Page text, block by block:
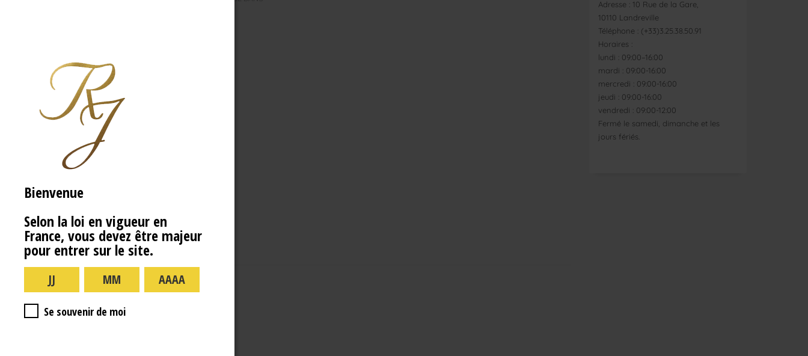
Adresse : 10 Rue de la Gare,
10110 Landreville
Téléphone : (+33)3.25.38.50.91
Horaires :
lundi : 09:00–16:00
mardi : 09:00-16:00
mercredi : 09:00-16:00
jeudi : 09:00-16:00
vendredi : 09:00-12:00
Fermé le samedi, dimanche et les
jours fériés.
Bienvenue
Selon la loi en vigueur en
France, vous devez être majeur
pour entrer sur le site.
Se souvenir de moi